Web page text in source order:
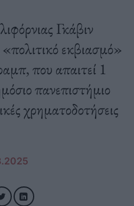
Γκάβιν
εκβιασμό»
που απαιτεί 1
πανεπιστήμιο
χρηματοδοτήσεις